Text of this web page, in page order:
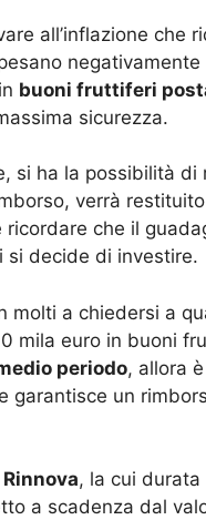
all’inflazione che
buoni fruttiferi
sicurezza.
si ha la possibilità di
verrà
che il
si decide di investire.
molti a chiedersi a
mila euro in buoni
periodo, allora
un
, la cui
a scadenza dal